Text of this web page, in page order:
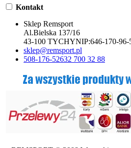
Kontakt
Sklep Remsport
Al.Bielska 137/16
43-100 TYCHYNIP:646-170-96-
sklep@remsport.pl
508-176-52632 700 32 88